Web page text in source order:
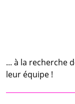
... à la recherche
leur équipe !